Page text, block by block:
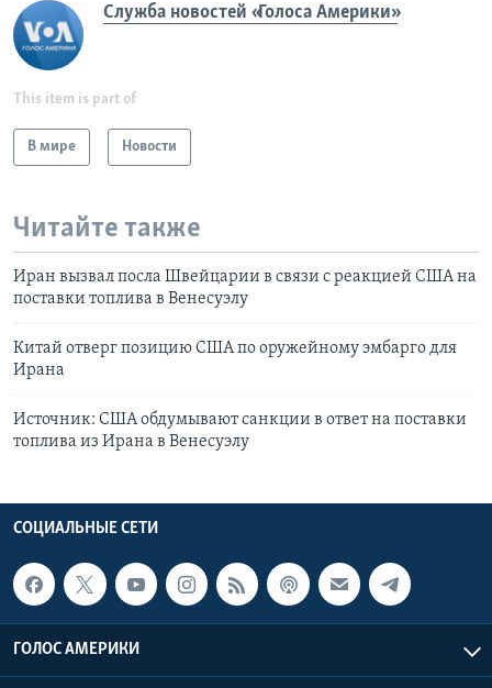
Служба новостей «Голоса Америки»
This item is part of
В мире Новости
Читайте также
Иран вызвал посла Швейцарии в связи с реакцией США на
поставки топлива в Венесуэлу
Китай отверг позицию США по оружейному эмбарго для
Ирана
Источник: США обдумывают санкции в ответ на поставки
топлива из Ирана в Венесуэлу
СОЦИАЛЬНЫЕ СЕТИ
ГОЛОС АМЕРИКИ